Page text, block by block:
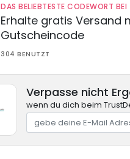
DAS BELIEBTESTE CODEWORT BEI
Erhalte gratis Versand
Gutscheincode
304 BENUTZT
Verpasse nicht
wenn du dich beim